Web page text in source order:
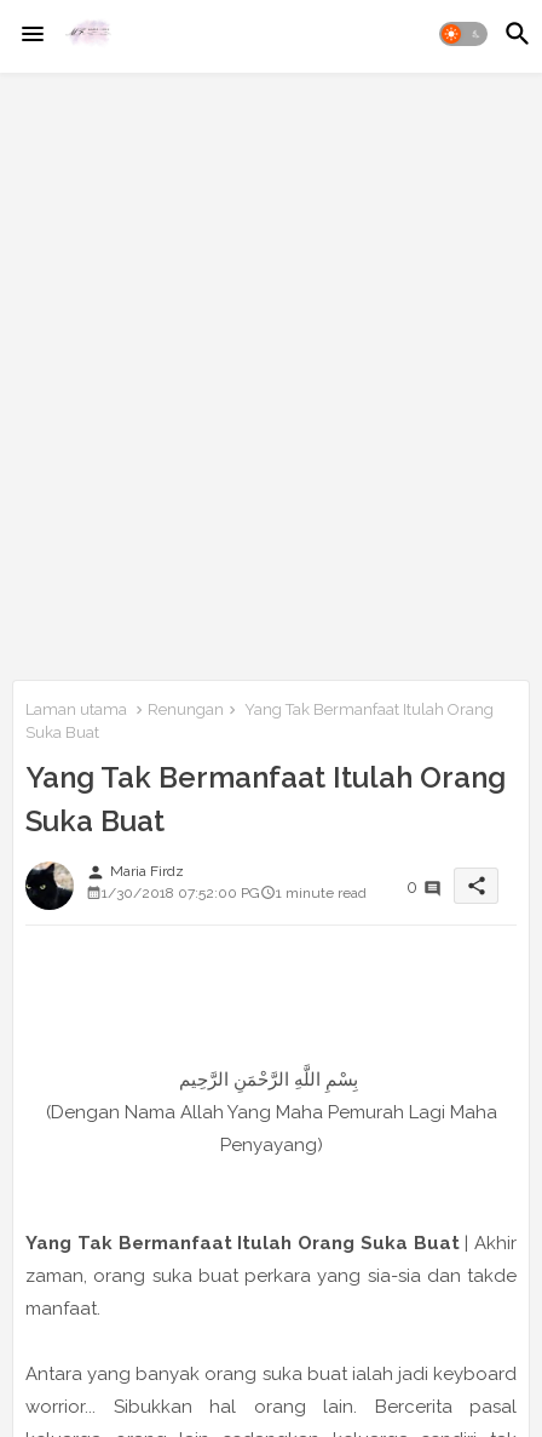
Laman utama Renungan
Yang Tak Bermanfaat Itulah Orang
Suka Buat
Yang Tak Bermanfaat Itulah Orang
Suka Buat
person Maria Firdz
1/30/2018 07:52:00 PG
1 minute read 0 share
(Dengan Nama Allah Yang Maha Pemurah Lagi Maha
Penyayang)
Yang Tak Bermanfaat Itulah Orang Suka Buat| Akhir
zaman, orang suka buat perkara yang sia-sia dan takde
manfaat.
Antara yang banyak orang suka buat ialah jadi keyboard
worrior... Sibukkan hal orang lain. Bercerita pasal